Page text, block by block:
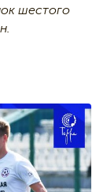
шестого